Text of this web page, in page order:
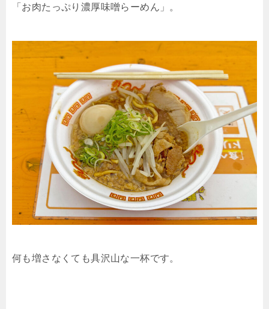
「お肉たっぷり濃厚味噌らーめん」。
何も増さなくても具沢山な一杯です。